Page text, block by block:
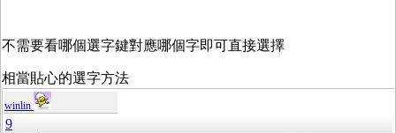
不需要看哪個選字鍵對應哪個字即可直接選擇
相當貼心的選字方法
winlin
9